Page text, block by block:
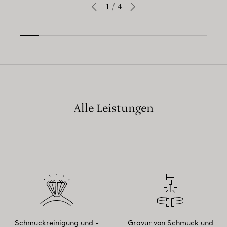
1 / 4
Alle Leistungen
Schmuckreinigung und - Gravur von Schmuck und